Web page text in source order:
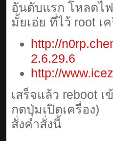
อันดับแรก โหลดไฟ
มั้ยเอ่ย ที่ไว้ root เ
http://
2.6.29.6
http://
เสร็จแล้ว reboot
กดปุ่มเปิดเครื่อง)
สั่งคำสั่งนี้